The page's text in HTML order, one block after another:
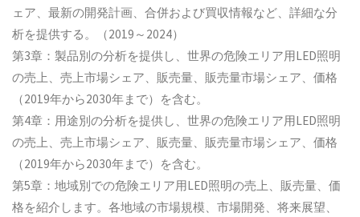
ェア、最新の開発計画、合併および買収情報など、詳細な分
析を提供する。（2019～2024）
第3章：製品別の分析を提供し、世界の危険エリア用LED照明
の売上、売上市場シェア、販売量、販売量市場シェア、価格
（2019年から2030年まで）を含む。
第4章：用途別の分析を提供し、世界の危険エリア用LED照明
の売上、売上市場シェア、販売量、販売量市場シェア、価格
（2019年から2030年まで）を含む。
第5章：地域別での危険エリア用LED照明の売上、販売量、価
格を紹介します。各地域の市場規模、市場開発、将来展望、